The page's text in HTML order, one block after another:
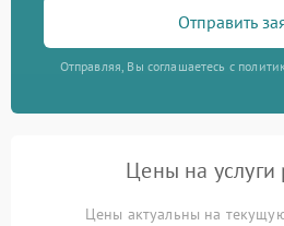
Отправить
Отправляя, Вы соглашаетесь с
Цены на услуги
Цены актуальны на